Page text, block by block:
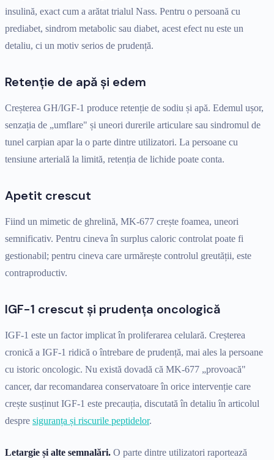
insulină, exact cum a arătat trialul Nass. Pentru o persoană cu
prediabet, sindrom metabolic sau diabet, acest efect nu este un
detaliu, ci un motiv serios de prudență.
Retenție de apă și edem
Creșterea GH/IGF-1 produce retenție de sodiu și apă. Edemul ușor,
senzația de „umflare" și uneori durerile articulare sau sindromul de
tunel carpian apar la o parte dintre utilizatori. La persoane cu
tensiune arterială la limită, retenția de lichide poate conta.
Apetit crescut
Fiind un mimetic de ghrelină, MK-677 crește foamea, uneori
semnificativ. Pentru cineva în surplus caloric controlat poate fi
gestionabil; pentru cineva care urmărește controlul greutății, este
contraproductiv.
IGF-1 crescut și prudența oncologică
IGF-1 este un factor implicat în proliferarea celulară. Creșterea
cronică a IGF-1 ridică o întrebare de prudență, mai ales la persoane
cu istoric oncologic. Nu există dovadă că MK-677 „provoacă"
cancer, dar recomandarea conservatoare în orice intervenție care
crește susținut IGF-1 este precauția, discutată în detaliu în articolul
despre siguranța și riscurile peptidelor.
Letargie și alte semnalări. O parte dintre utilizatori raportează